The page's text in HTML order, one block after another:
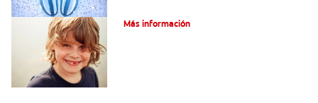
Más información